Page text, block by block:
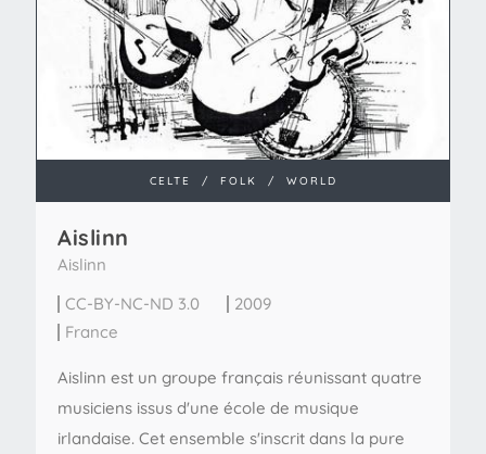
CELTE / FOLK / WORLD
Aislinn
Aislinn
CC-BY-NC-ND 3.0
2009
France
Aislinn est un groupe français réunissant quatre
musiciens issus d'une école de musique
irlandaise. Cet ensemble s'inscrit dans la pure